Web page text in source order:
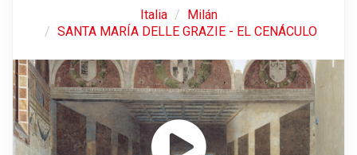
Italia
Milán
SANTA MARÍA DELLE GRAZIE - EL CENÁCULO